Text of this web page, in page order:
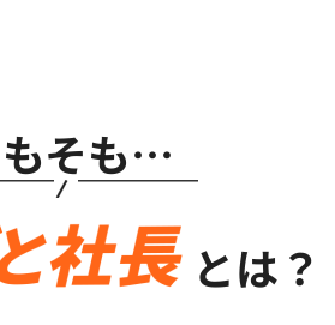
そも…
とは？